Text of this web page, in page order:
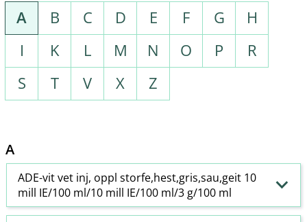
A B C D E F G
H
I
K L M N O P
R
S
T V X Z
A
ADE-vit vet inj, oppl storfe,hest,gris,sau,geit 10
mill IE/100 ml/10 mill IE/100 ml/3 g/100 ml